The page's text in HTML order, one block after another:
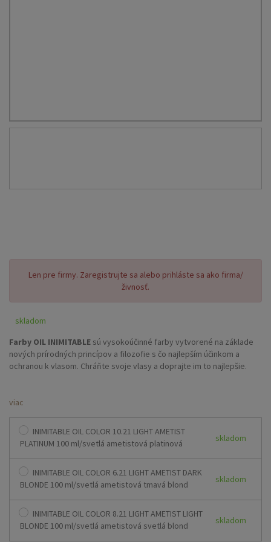
Len pre firmy. Zaregistrujte sa alebo prihláste sa ako firma/
živnosť.
skladom
Farby OIL INIMITABLE sú vysokoúčinné farby vytvorené na základe
nových prírodných princípov a filozofie s čo najlepším účinkom a
ochranou k vlasom. Chráňte svoje vlasy a doprajte im to najlepšie.
AKTÍVNE zložky: SYMHAIR®
Výnimočná ochrana farby aj po niekoľkých umytiach.
zase dodáva vlasom mimoriadnu žiarivosť a lesk.Táto silná aktívna
zložka, vďaka jasným a lesklým okvetným lupienkom kvetu
Verbascum, má mimoriadne vlastnosti, ktoré pomáhajú zadržiavať a
odrážaťSLNEČNÉ SVETLO. Zložka SYMOLEO® VITA 7:
predstavuje
výber 7 olejov a rastlinných masiel s mimoriadnymi vlastnosťami.
ObsahujeOLIVOVÝ, MANDĽOVÝ, MANGOVÝ, SÓJOVÝ A BAVLNÍKOVÝ
OLEJ s výnimočnými antioxidačnými, posilňujúcimi a rozžiarujúcimi
vlastnosťami. Sú mimoriadne účinné na suché a poškodené vlasy,
viac
INIMITABLE OIL COLOR 10.21 LIGHT AMETIST
PLATINUM 100 ml/svetlá ametistová platinová
skladom
INIMITABLE OIL COLOR 6.21 LIGHT AMETIST DARK
BLONDE 100 ml/svetlá ametistová tmavá blond
skladom
INIMITABLE OIL COLOR 8.21 LIGHT AMETIST LIGHT
BLONDE 100 ml/svetlá ametistová svetlá blond
skladom